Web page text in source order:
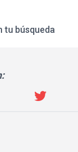
tu búsqueda